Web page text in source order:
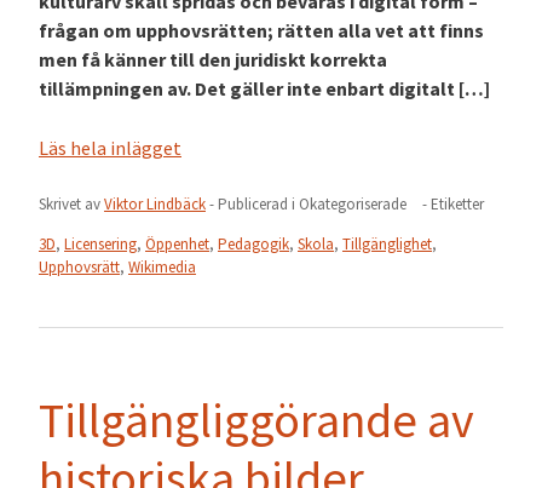
frågan om upphovsrätten; rätten alla vet att finns
men få känner till den juridiskt korrekta
tillämpningen av. Det gäller inte enbart digitalt […]
Läs hela inlägget
Skrivet avViktor Lindbäck- Publicerad i Okategoriserade
- Etiketter
3D, Licensering, Öppenhet, Pedagogik, Skola, Tillgänglighet,
Upphovsrätt, Wikimedia
Tillgängliggörande av